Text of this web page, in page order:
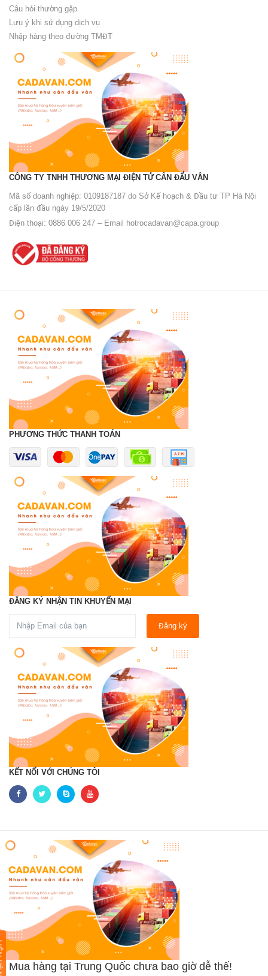
Câu hỏi thường gặp
Lưu ý khi sử dụng dịch vụ
Nhập hàng theo đường TMĐT
CÔNG TY TNHH THƯƠNG MẠI ĐIỆN TỬ CÂN ĐẨU VÂN
Mã số doanh nghiệp: 0109187187 do Sở Kế hoạch & Đầu tư TP Hà Nội
cấp lần đầu ngày 19/5/2020
Điện thoại: 0886 006 247 – Email
hotrocadavan@capa.group
PHƯƠNG THỨC THANH TOÁN
ĐĂNG KÝ NHẬN TIN KHUYẾN MẠI
Đăng ký
KẾT NỐI VỚI CHÚNG TÔI
Mua hàng tại Trung Quốc chưa bao giờ dễ thế!